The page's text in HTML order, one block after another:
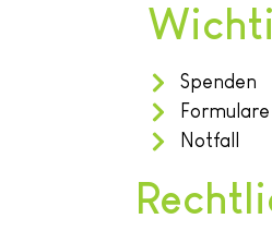
Spenden
Formulare
Notfall